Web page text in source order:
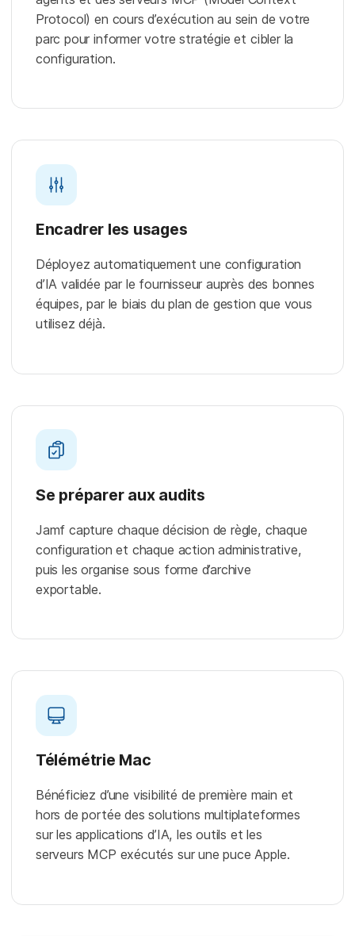
Protocol) en cours d’exécution au sein de votre
parc pour informer votre stratégie et cibler la
configuration.
Encadrer les usages
Déployez automatiquement une configuration
d’IA validée par le fournisseur auprès des bonnes
équipes, par le biais du plan de gestion que vous
utilisez déjà.
Se préparer aux audits
Jamf capture chaque décision de règle, chaque
configuration et chaque action administrative,
puis les organise sous forme d’archive
exportable.
Télémétrie Mac
Bénéficiez d’une visibilité de première main et
hors de portée des solutions multiplateformes
sur les applications d’IA, les outils et les
serveurs MCP exécutés sur une puce Apple.